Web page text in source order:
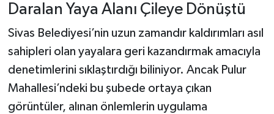
Daralan Yaya Alanı Çileye Dönüştü
Sivas Belediyesi’nin uzun zamandır kaldırımları asıl
sahipleri olan yayalara geri kazandırmak amacıyla
denetimlerini sıklaştırdığı biliniyor. Ancak Pulur
Mahallesi’ndeki bu şubede ortaya çıkan
görüntüler, alınan önlemlerin uygulama